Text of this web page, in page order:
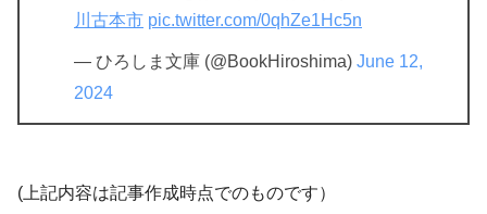
川古本市 pic.twitter.com/0qhZe1Hc5n
— ひろしま文庫 (@BookHiroshima) June 12,
2024
(上記内容は記事作成時点でのものです）